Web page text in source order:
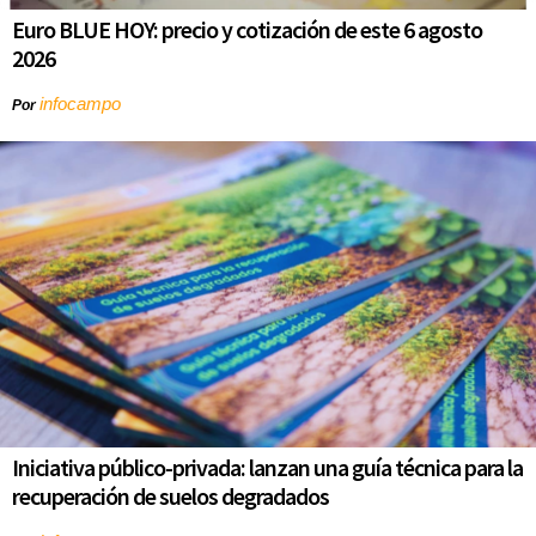
Euro BLUE HOY: precio y cotización de este 6 agosto
2026
Porinfocampo
Iniciativa público-privada: lanzan una guía técnica para la
recuperación de suelos degradados